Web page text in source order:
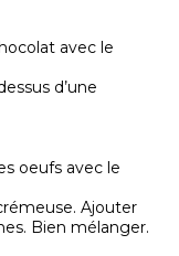
avec le
d’une
oeufs avec le
Ajouter
Bien mélanger.